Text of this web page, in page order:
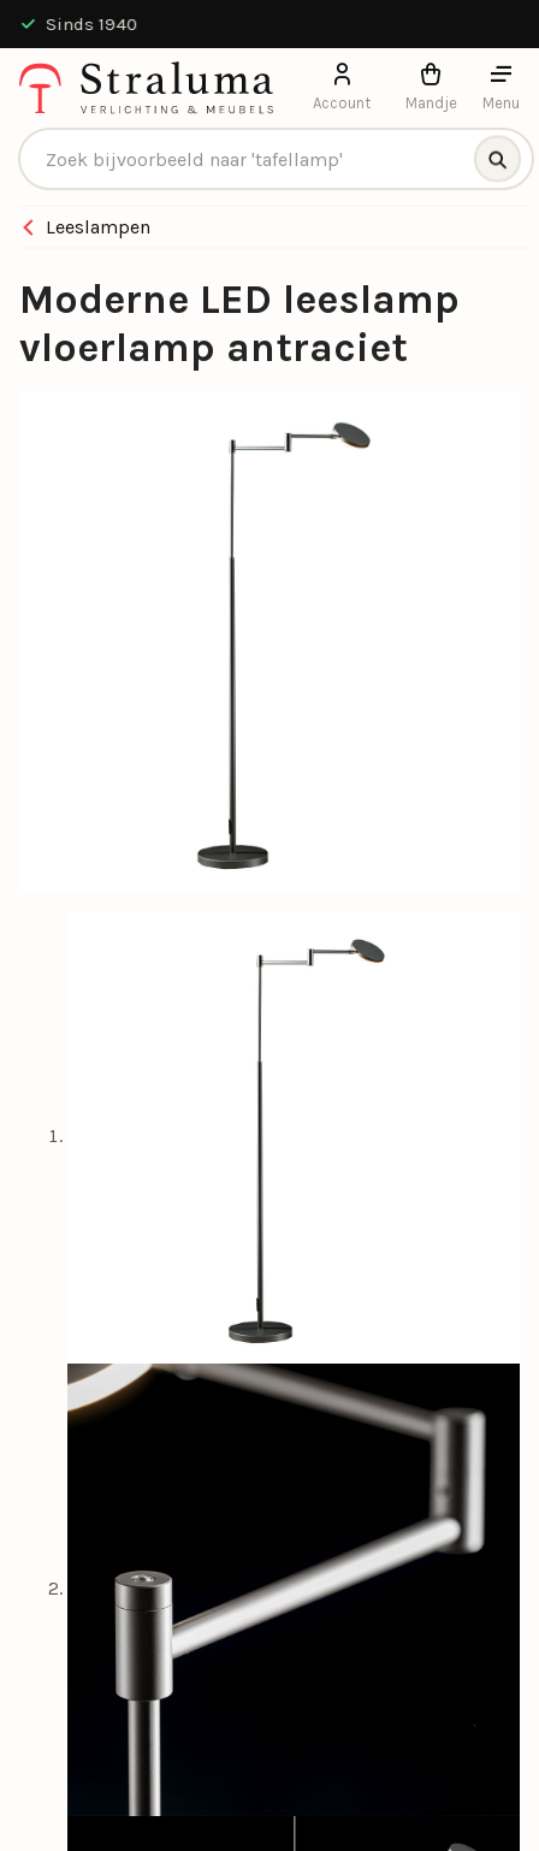
Sinds 1940
Producten zoeken
Account Mandje Menu
Leeslampen
Moderne LED leeslamp
vloerlamp antraciet